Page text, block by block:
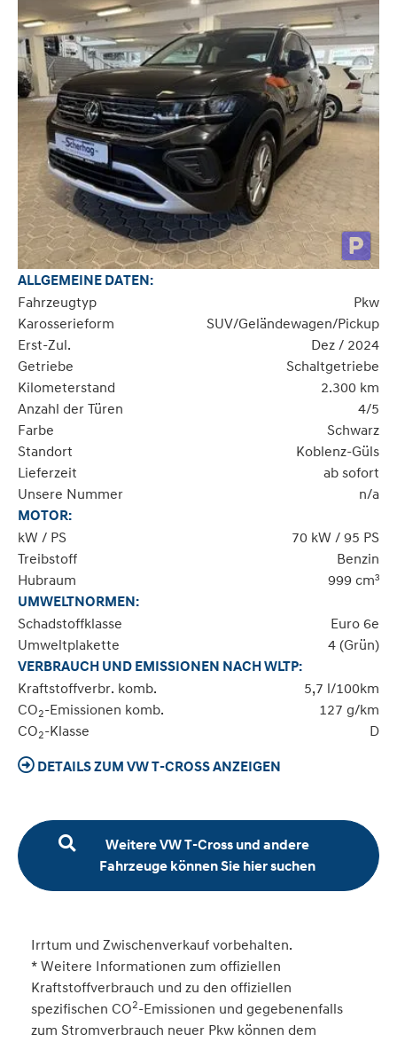
ALLGEMEINE DATEN:
Fahrzeugtyp
Pkw
Karosserieform
SUV/Geländewagen/Pickup
Erst-Zul.
Dez / 2024
Getriebe
Schaltgetriebe
Kilometerstand
2.300 km
Anzahl der Türen
4/5
Farbe
Schwarz
Standort
Koblenz-Güls
Lieferzeit
ab sofort
Unsere Nummer
n/a
MOTOR:
kW / PS
70 kW / 95 PS
Treibstoff
Benzin
Hubraum
999 cm³
UMWELTNORMEN:
Schadstoffklasse
Euro 6e
Umweltplakette
4 (Grün)
VERBRAUCH UND EMISSIONEN NACH WLTP:
Kraftstoffverbr. komb.
5,7 l/100km
CO2-Emissionen komb.
127 g/km
CO2-Klasse D
DETAILS ZUM VW T-CROSS ANZEIGEN
Weitere VW T-Cross und andere
Fahrzeuge können Sie hier suchen
Irrtum und Zwischenverkauf vorbehalten.
* Weitere Informationen zum offiziellen
Kraftstoffverbrauch und zu den offiziellen
spezifischen CO2-Emissionen und gegebenenfalls
zum Stromverbrauch neuer Pkw können dem